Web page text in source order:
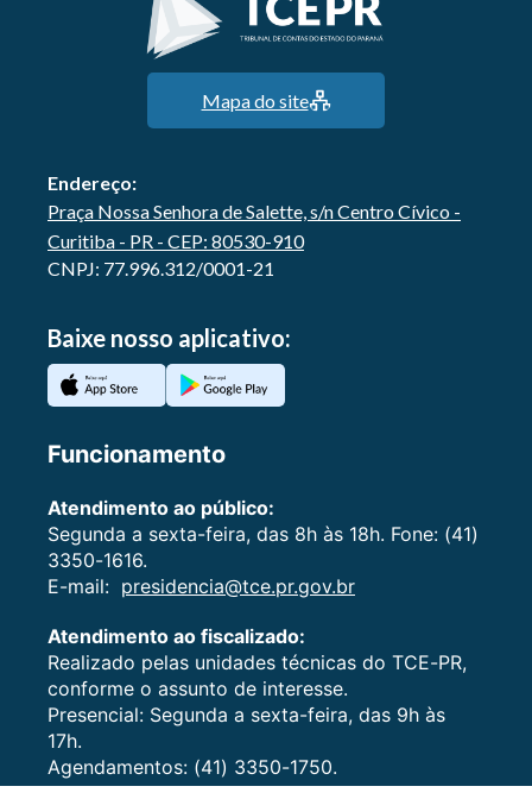
Mapa do site
Endereço:
Praça Nossa Senhora de Salette, s/n Centro Cívico -
Curitiba - PR - CEP: 80530-910
CNPJ: 77.996.312/0001-21
Baixe nosso aplicativo:
Funcionamento
Atendimento ao público:
Segunda a sexta-feira, das 8h às 18h. Fone: (41)
3350-1616.
E-mail: presidencia@tce.pr.gov.br
Atendimento ao fiscalizado:
Realizado pelas unidades técnicas do TCE-PR,
conforme o assunto de interesse.
Presencial: Segunda a sexta-feira, das 9h às
17h.
Agendamentos: (41) 3350-1750.